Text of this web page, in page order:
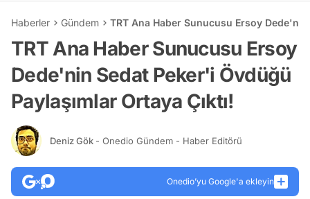
Haberler Gündem TRT Ana Haber Sunucusu Ersoy
TRT Ana Haber Sunucusu Ersoy
Dede'nin Sedat Peker'i Övdüğü
Paylaşımlar Ortaya Çıktı!
Deniz Gök - Onedio Gündem - Haber Editörü
Onedio’yu Google'a ekleyin